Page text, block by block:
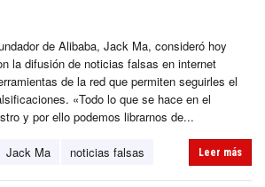
de Alibaba, Jack Ma, consideró hoy
la difusión de noticias falsas en internet
de la red que permiten seguirles el
«Todo lo que se hace en el
y por ello podemos librarnos de...
Jack Ma noticias falsas Leer más